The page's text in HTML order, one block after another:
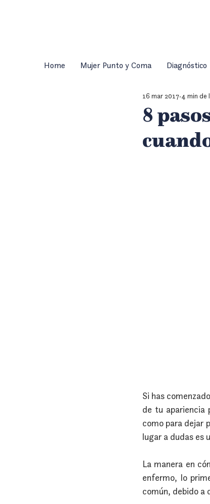
Home Mujer Punto y Coma Diagnóstico
8
16 mar 2017 4 min de
Si has
de tu apariencia
como para dejar
lugar a dudas es
La manera en
enfermo, lo
común, debido a